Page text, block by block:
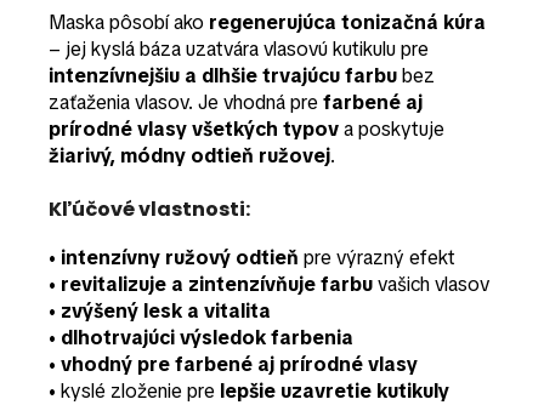
Maska pôsobí ako regenerujúca tonizačná kúra
– jej kyslá báza uzatvára vlasovú kutikulu pre
intenzívnejšiu a dlhšie trvajúcu farbubez
zaťaženia vlasov. Je vhodná prefarbené aj
prírodné vlasy všetkých typova poskytuje
žiarivý, módny odtieň ružovej.
Kľúčové vlastnosti:
• intenzívny ružový odtieň pre výrazný efekt
• revitalizuje a zintenzívňuje farbuvašich vlasov
• zvýšený lesk a vitalita
• dlhotrvajúci výsledok farbenia
• vhodný pre farbené aj prírodné vlasy
• kyslé zloženie pre lepšie uzavretie kutikuly